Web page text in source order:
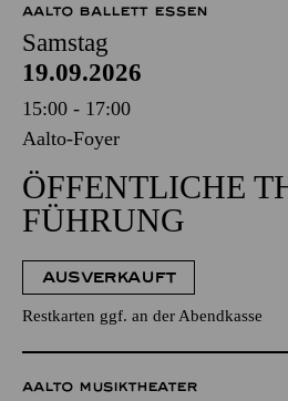
AALTO BALLETT ESSEN
Samstag
19.09.2026
15:00 - 17:00
Aalto-Foyer
ÖFFENTLICHE
FÜHRUNG
AUSVERKAUFT
Restkarten ggf. an der Abendkasse
AALTO MUSIKTHEATER